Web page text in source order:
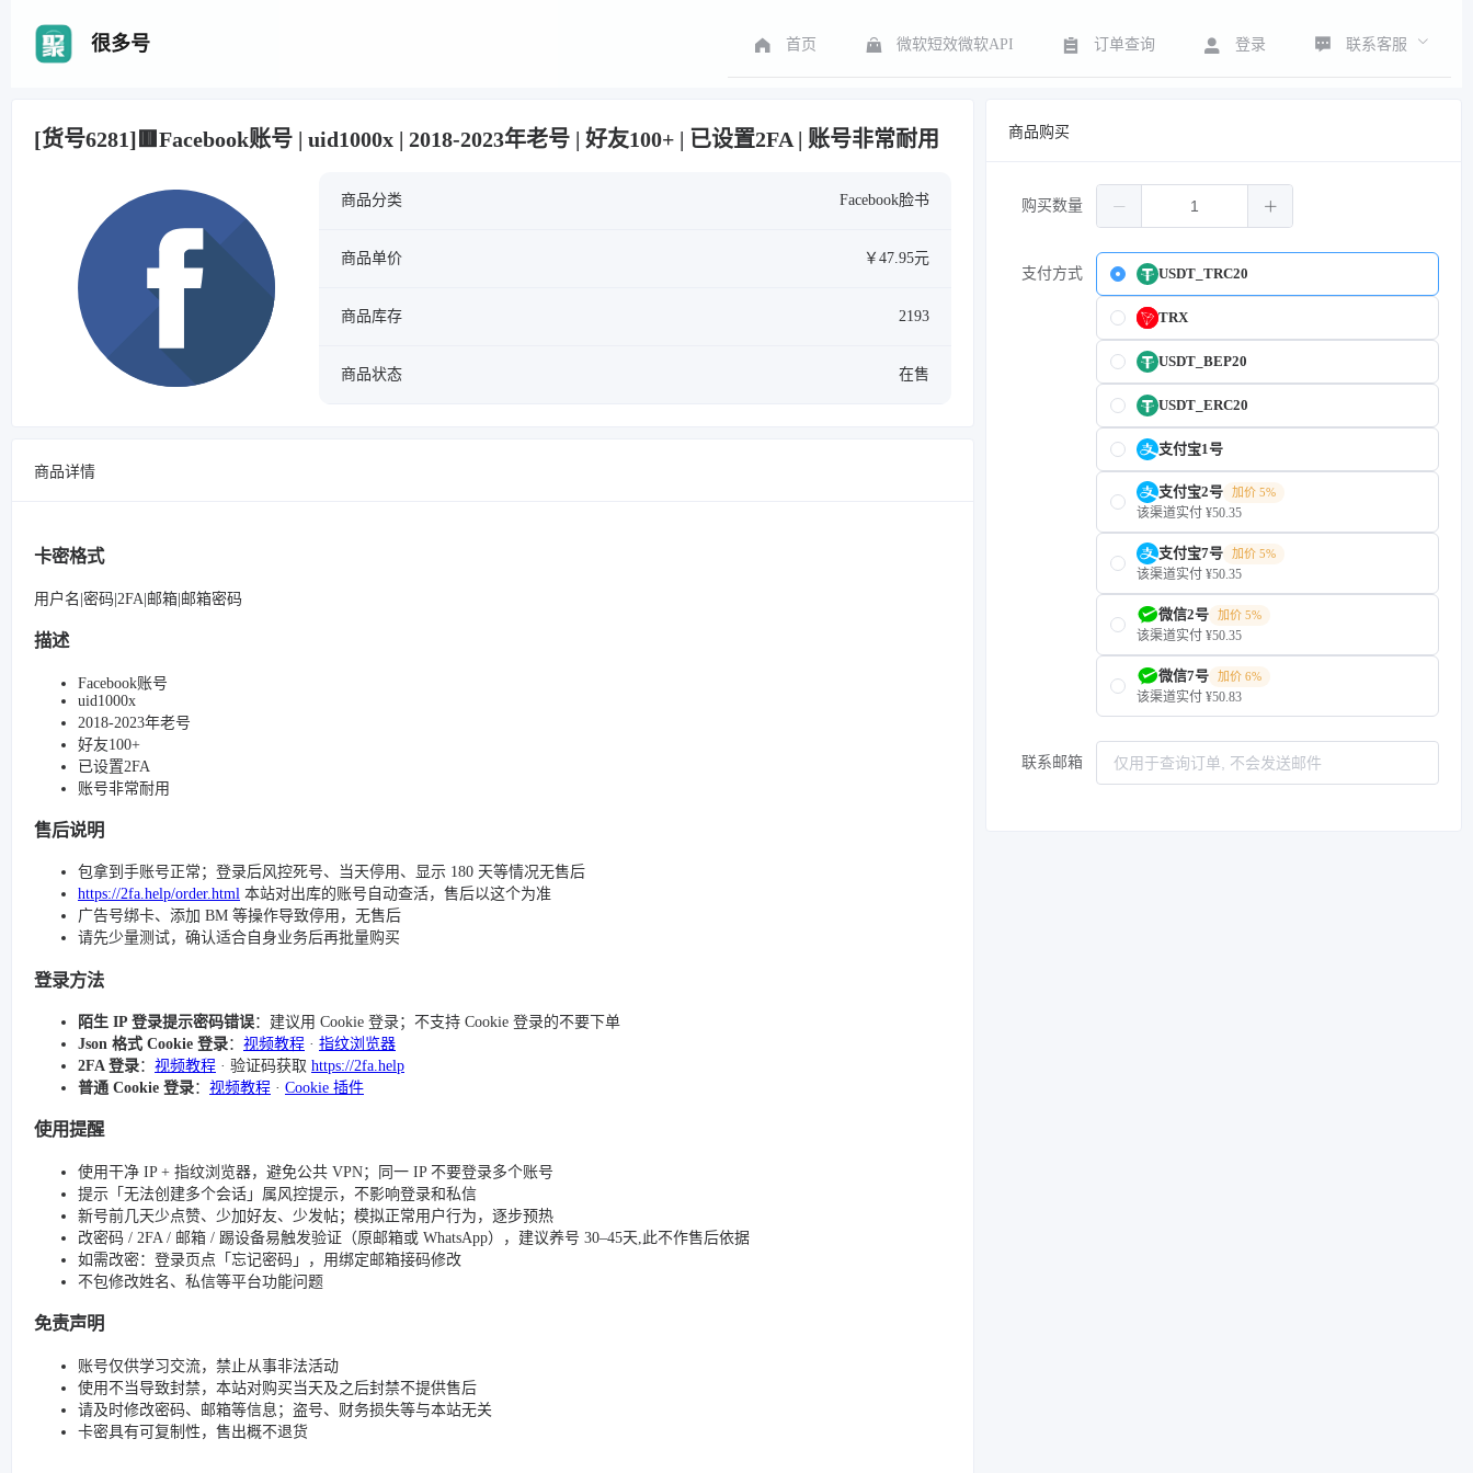
很多号 首页 微软短效微软API 订单查询 登录 联系客服
[货号6281]🟥Facebook账号 | uid1000x | 2018-2023年老号 | 好友100+ | 已设置2FA | 账号非常耐用
商品分类 Facebook脸书
商品单价 ￥47.95元
商品库存 2193
商品状态 在售
商品详情
卡密格式
用户名|密码|2FA|邮箱|邮箱密码
描述
Facebook账号
uid1000x
2018-2023年老号
好友100+
已设置2FA
账号非常耐用
售后说明
包拿到手账号正常；登录后风控死号、当天停用、显示 180 天等情况无售后
https://2fa.help/order.html 本站对出库的账号自动查活，售后以这个为准
广告号绑卡、添加 BM 等操作导致停用，无售后
请先少量测试，确认适合自身业务后再批量购买
登录方法
陌生 IP 登录提示密码错误：建议用 Cookie 登录；不支持 Cookie 登录的不要下单
Json 格式 Cookie 登录： 视频教程 · 指纹浏览器
2FA 登录： 视频教程 · 验证码获取 https://2fa.help
普通 Cookie 登录： 视频教程 · Cookie 插件
使用提醒
使用干净 IP + 指纹浏览器，避免公共 VPN；同一 IP 不要登录多个账号
提示「无法创建多个会话」属风控提示，不影响登录和私信
新号前几天少点赞、少加好友、少发帖；模拟正常用户行为，逐步预热
改密码 / 2FA / 邮箱 / 踢设备易触发验证（原邮箱或 WhatsApp），建议养号 30–45天,此不作售后依据
如需改密：登录页点「忘记密码」，用绑定邮箱接码修改
不包修改姓名、私信等平台功能问题
免责声明
账号仅供学习交流，禁止从事非法活动
使用不当导致封禁，本站对购买当天及之后封禁不提供售后
请及时修改密码、邮箱等信息；盗号、财务损失等与本站无关
卡密具有可复制性，售出概不退货
商品购买
购买数量
支付方式 USDT_TRC20
TRX
USDT_BEP20
USDT_ERC20
支付宝1号
支付宝2号 加价 5%
该渠道实付 ¥50.35
支付宝7号 加价 5%
该渠道实付 ¥50.35
微信2号 加价 5%
该渠道实付 ¥50.35
微信7号 加价 6%
该渠道实付 ¥50.83
联系邮箱